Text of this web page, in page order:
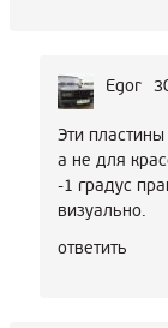
Egor
Эти
а не для
-1 градус
визуально.
ответить